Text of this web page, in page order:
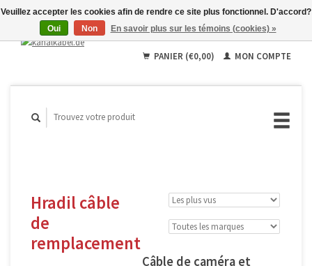
Français
English
PANIER (€0,00) MON COMPTE
Hradil câble
de
remplacement
Câble de caméra et
Veuillez accepter les cookies afin de rendre ce site plus fonctionnel. D'accord?
Oui
Non En savoir plus sur les témoins (cookies) »